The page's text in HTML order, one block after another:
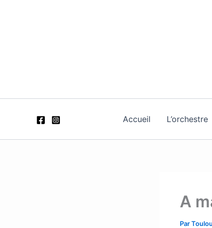
Accueil L’orchestre
A
Par